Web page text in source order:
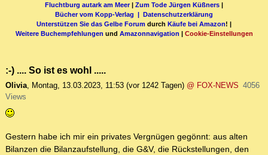
Fluchtburg autark am Meer| Zum Tode Jürgen Küßners |
Bücher vom Kopp-Verlag | Datenschutzerklärung
Unterstützen Sie das Gelbe Forum durch Käufe bei Amazon! |
Weitere Buchempfehlungen und Amazonnavigation | Cookie-Einstellungen
:-) .... So ist es wohl .....
Olivia, Montag, 13.03.2023, 11:53 (vor 1242 Tagen) @ FOX-NEWS 4056
Views
Gestern habe ich mir ein privates Vergnügen gegönnt: aus alten
Bilanzen die Bilanzaufstellung, die G&V, die Rückstellungen, den